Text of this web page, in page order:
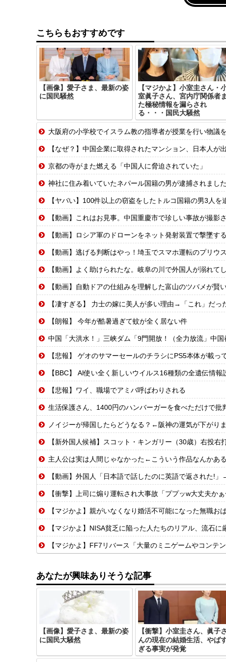
こちらもおすすめです
【画像】愛子さま、最新の姿
に国民騒然
【マジかよ】小室圭さん・
室眞子さん、宮内庁関係者ま
た極秘情報を漏らされ
る・・・国民大騒然
大阪府の小学校でイスラム教の指導者が授業を行い物議
【なぜ？】中国企業に取得されたマンション、日本人が
京都の寺がまた燃える「中国人に脅迫されていた」
神社に住み着いていたネパール国籍の男が逮捕されまし
【ヤバい】100件以上の窃盗をしたトルコ国籍の男3人を
【動画】これはお見事。中国重慶市で珍しい事故が撮影さ
【動画】ロシア軍のドローンをネット発射装置で撃墜す
【動画】逃げる判断はやっ！埼玉でスマホ運転のプリウ
【動画】よく助けられたな。岐阜の川で外国人が溺れてし
【動画】自動ドアの仕組みを理解した富山のツバメが賢い
【凄すぎる】 力士の嫁に美人が多い理由→「これ」だっ
【朗報】 今年が酷暑過ぎて蚊が全く居ない件
中国「大洪水！」三峡ダム「9門開放！（全力放流」中国都市「三峡沿線の道路
【悲報】 ゲオのサマーセールのチラシにPS5本体が載っ
【BBC】 AI使い全く新しいウイルス16種類の全遺伝情報
【悲報】ワイ、職場でアミバ呼ばわりされる
生活保護さん、1400円のハンバーガーを食べただけで批
ノイジーが帰国したらどうなる？←阪神の運気が下がり
【新外国人候補】スコット・キンガリー（30歳）右投右打 エドウィ
主人公は実は人間じゃなかった←こういう作品なんかあ
【動画】外国人「日本語で話したのに英語で返された!」
【衝撃】上司に煽り運転され大事故「ププッw大丈夫か
【マジかよ】親がいなくなり婚活不可能になった無職お
【マジかよ】NISA貧乏に陥った人たちのリアル、流石
【マジかよ】FF7リバース「大量のミニゲームやコンテンツでユーザ
あなたが興味ありそうな記事
【画像】愛子さま、最新の姿
に国民大騒然
【衝撃】小室圭さん、眞子さ
んの現在の結婚生活、やば
ぎる事実が発覚